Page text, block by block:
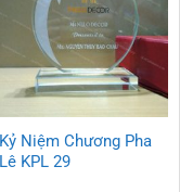
Kỷ Niệm Chương Pha
Lê KPL 29